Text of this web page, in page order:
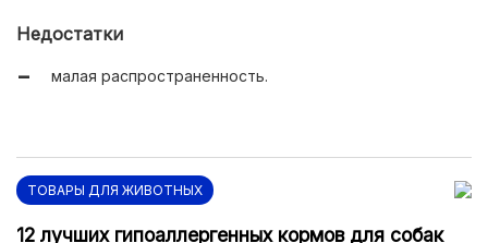
Недостатки
малая распространенность.
ТОВАРЫ ДЛЯ ЖИВОТНЫХ
12 лучших гипоаллергенных кормов для собак